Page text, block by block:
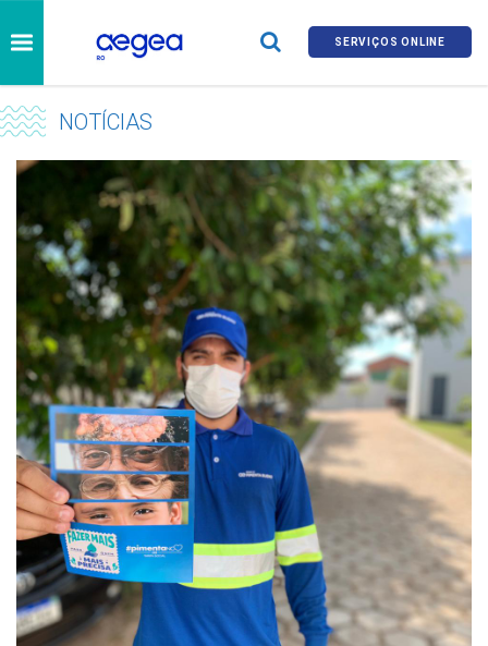
SERVIÇOS ONLINE
NOTÍCIAS